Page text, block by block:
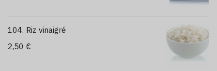
104. Riz vinaigré
2,50 €